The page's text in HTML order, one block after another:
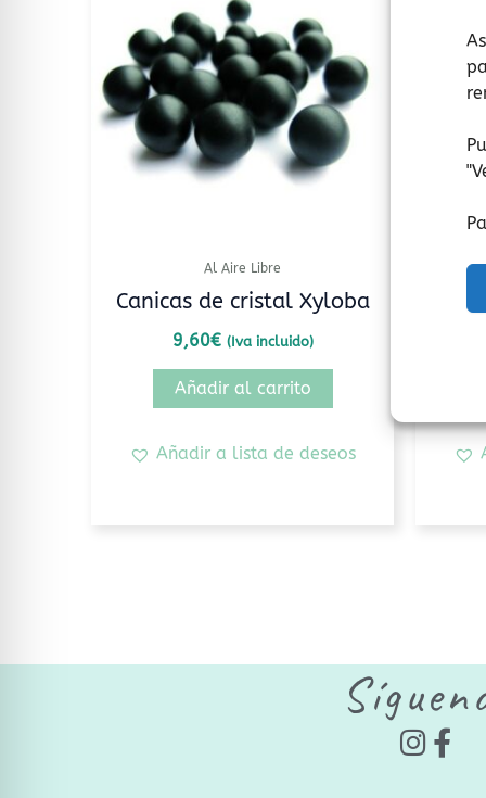
"
Al Aire Libre
Canicas de cristal Xyloba
9,60€ (Iva incluido)
Añadir al carrito
Añadir a lista de deseos
I
F
a